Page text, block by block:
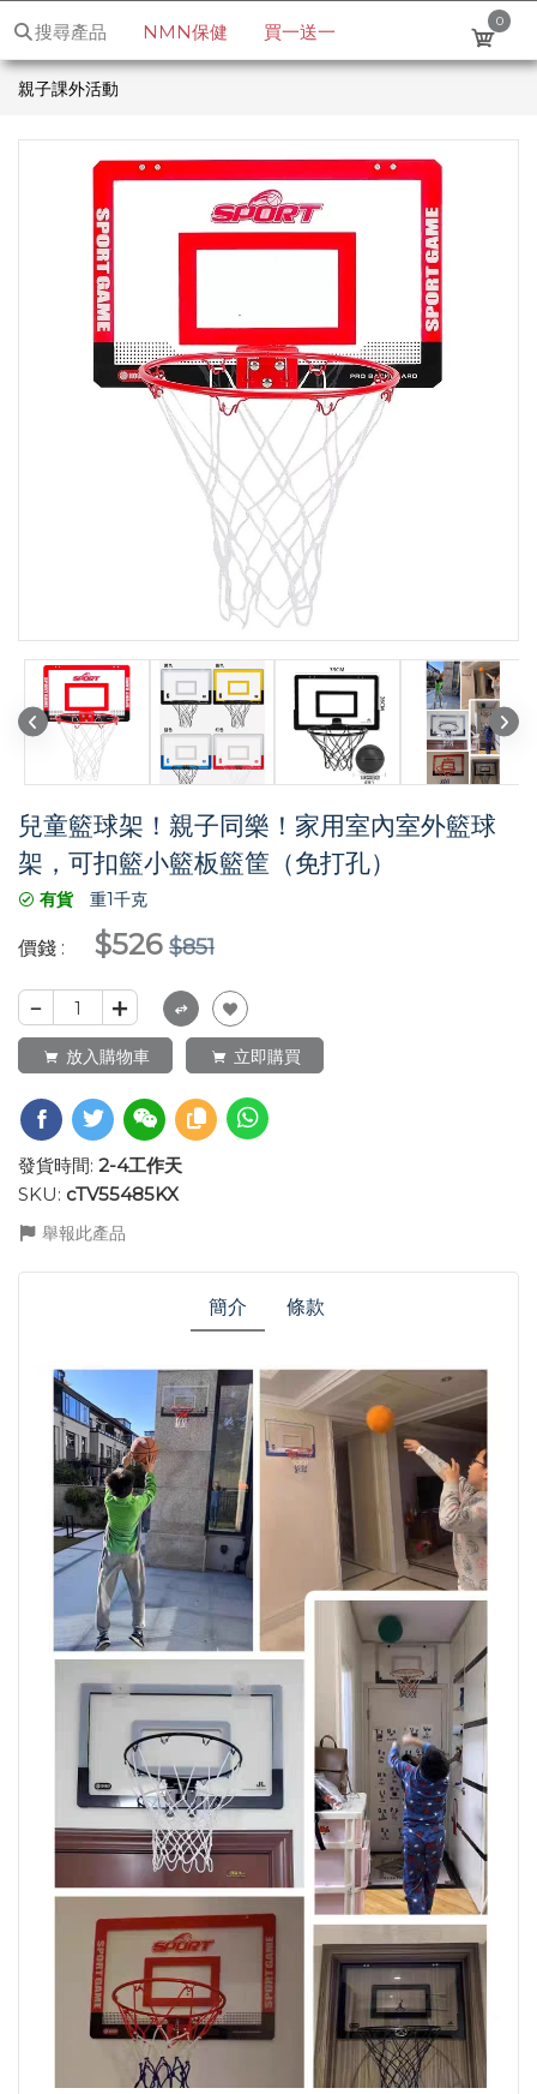
搜尋 登入 / 註冊
搜尋產品 NMN保健 買一送一 0
親子課外活動
兒童籃球架！親子同樂！家用室內室外籃球
架，可扣籃小籃板籃筐（免打孔）
有貨 重1千克
價錢 : $526 $851
1
放入購物車 立即購買
發貨時間: 2-4工作天
SKU: cTV55485KX
舉報此產品
簡介 條款